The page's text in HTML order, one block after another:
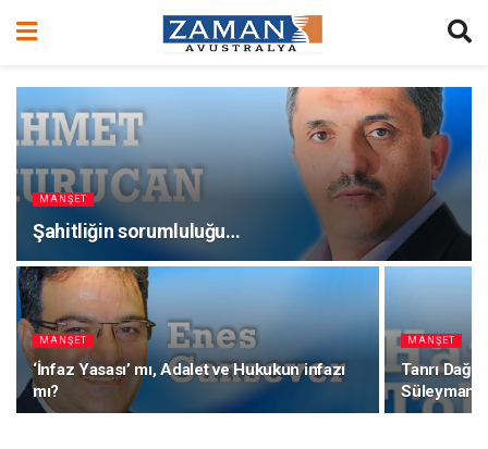
MANŞET
Şahitliğin sorumluluğu…
MANŞET
‘İnfaz Yasası’ mı, Adalet ve Hukukun infazı
mı?
MANŞET
Tanrı
Süleyman